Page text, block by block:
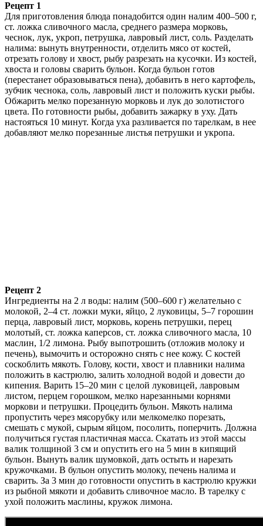
Рецепт 1
Для приготовления блюда понадобится один налим 400–500 г,
ст. ложка сливочного масла, среднего размера морковь,
чеснок, лук, укроп, петрушка, лавровый лист, соль. Разделать
налима: вынуть внутренности, отделить мясо от костей,
отрезать голову и хвост, рыбу разрезать на кусочки. Из костей,
хвоста и головы сварить бульон. Когда бульон готов
(перестанет образовываться пена), добавить в него картофель,
зубчик чеснока, соль, лавровый лист и положить куски рыбы.
Обжарить мелко порезанную морковь и лук до золотистого
цвета. По готовности рыбы, добавить зажарку в уху. Дать
настояться 10 минут. Когда уха разливается по тарелкам, в нее
добавляют мелко порезанные листья петрушки и укропа.
Рецепт 2
Ингредиенты на 2 л воды: налим (500–600 г) желательно с
молокой, 2–4 ст. ложки муки, яйцо, 2 луковицы, 5–7 горошин
перца, лавровый лист, морковь, корень петрушки, перец
молотый, ст. ложка каперсов, ст. ложка сливочного масла, 10
маслин, 1/2 лимона. Рыбу выпотрошить (отложив молоку и
печень), вымочить и осторожно снять с нее кожу. С костей
соскоблить мякоть. Голову, кости, хвост и плавники налима
положить в кастрюлю, залить холодной водой и довести до
кипения. Варить 15–20 мин с целой луковицей, лавровым
листом, перцем горошком, мелко нарезанными корнями
моркови и петрушки. Процедить бульон. Мякоть налима
пропустить через мясорубку или мелкомелко порезать,
смешать с мукой, сырым яйцом, посолить, поперчить. Должна
получиться густая пластичная масса. Скатать из этой массы
валик толщиной 3 см и опустить его на 5 мин в кипящий
бульон. Вынуть валик шумовкой, дать остыть и нарезать
кружочками. В бульон опустить молоку, печень налима и
сварить. За 3 мин до готовности опустить в кастрюлю кружки
из рыбной мякоти и добавить сливочное масло. В тарелку с
ухой положить маслины, кружок лимона.